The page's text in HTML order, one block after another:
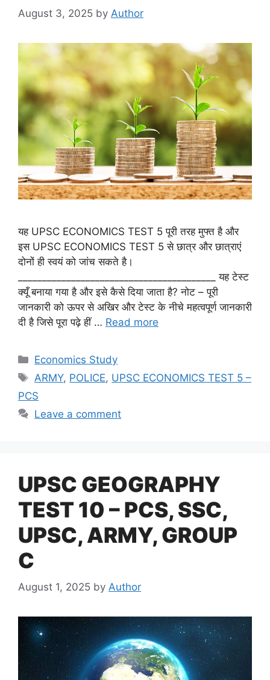
August 3, 2025 by Author
यह UPSC ECONOMICS TEST 5 पूरी तरह मुफ्त है और
इस UPSC ECONOMICS TEST 5 से छात्र और छात्राएं
दोनों ही स्वयं को जांच सकते है।
_________________________________________ यह टेस्ट
क्यूँ बनाया गया है और इसे कैसे दिया जाता है? नोट – पूरी
जानकारी को ऊपर से अखिर और टेस्ट के नीचे महत्वपूर्ण जानकारी
दी है जिसे पूरा पढ़े हीं … Read more
Categories
Economics Study
Tags
ARMY, POLICE, UPSC ECONOMICS TEST 5 –
PCS
Leave a comment
UPSC GEOGRAPHY
TEST 10 – PCS, SSC,
UPSC, ARMY, GROUP
C
August 1, 2025 by Author